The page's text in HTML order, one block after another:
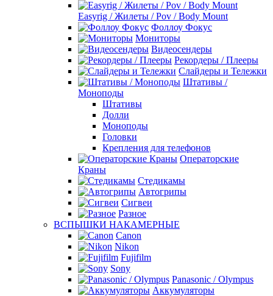
Easyrig / Жилеты / Pov / Body Mount
Фоллоу Фокус
Мониторы
Видеосендеры
Рекордеры / Плееры
Слайдеры и Тележки
Штативы /
Моноподы
Штативы
Долли
Моноподы
Головки
Крепления для телефонов
Операторские
Краны
Стедикамы
Автогрипы
Сигвеи
Разное
ВСПЫШКИ НАКАМЕРНЫЕ
Canon
Nikon
Fujifilm
Sony
Panasonic / Olympus
Аккумуляторы